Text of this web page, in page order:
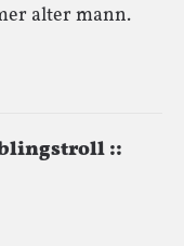
alter mann.
::